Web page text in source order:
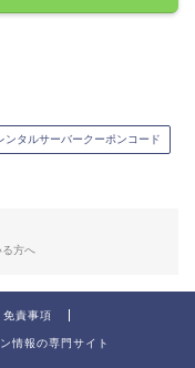
タルサーバークーポンコード
る方へ
免責事項
情報の専門サイト